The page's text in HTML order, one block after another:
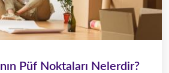
için tüm personellerimize gerekli
vermekteyiz.
eve nakliyeciler
Püf Noktaları Nelerdir?